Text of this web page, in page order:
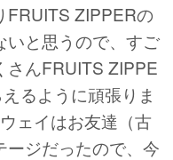
FRUITS ZIPPERの
いと思うので、すご
さんFRUITS ZIPPE
るように頑張りま
ェイはお友達（古
ジだったので、今